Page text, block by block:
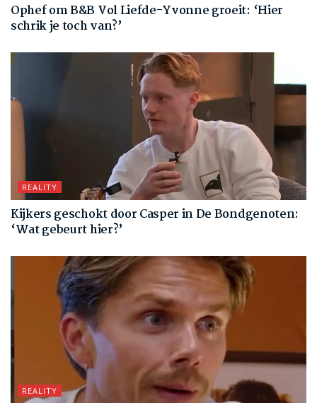
Ophef om B&B Vol Liefde-Yvonne groeit: ‘Hier
schrik je toch van?’
REALITY
Kijkers geschokt door Casper in De Bondgenoten:
‘Wat gebeurt hier?’
REALITY